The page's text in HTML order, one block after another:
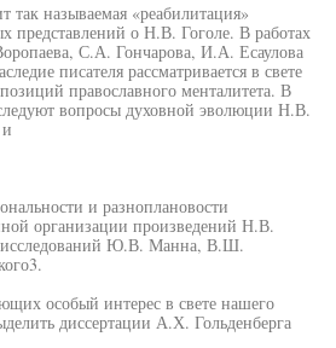
так называемая «реабилитация»
представлений о Н.В. Гоголе. В работах
С.А. Гончарова, И.А. Есаулова
писателя рассматривается в свете
православного менталитета. В
вопросы духовной эволюции Н.В.
и разноплановости
организации произведений Н.В.
исследований Ю.В. Манна, В.Ш.
особый интерес в свете нашего
диссертации А.Х. Гольденберга